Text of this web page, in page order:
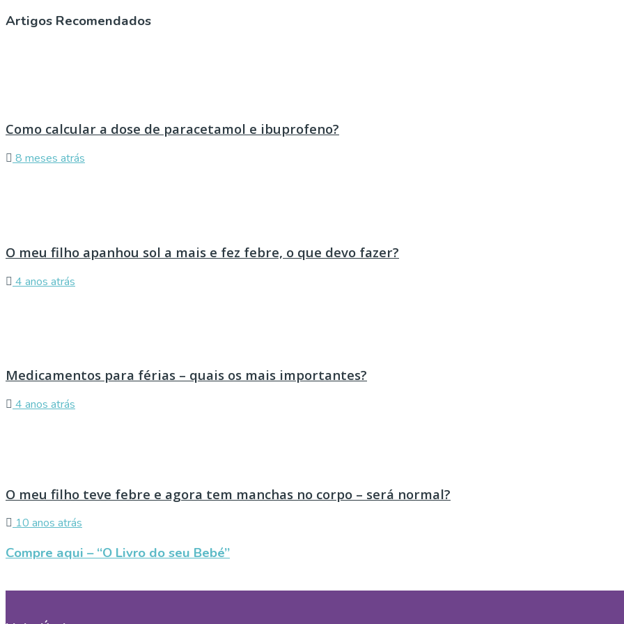
Artigos Recomendados
Como calcular a dose de paracetamol e ibuprofeno?
8 meses atrás
O meu filho apanhou sol a mais e fez febre, o que devo fazer?
4 anos atrás
Medicamentos para férias – quais os mais importantes?
4 anos atrás
O meu filho teve febre e agora tem manchas no corpo – será normal?
10 anos atrás
Compre aqui – “O Livro do seu Bebé”